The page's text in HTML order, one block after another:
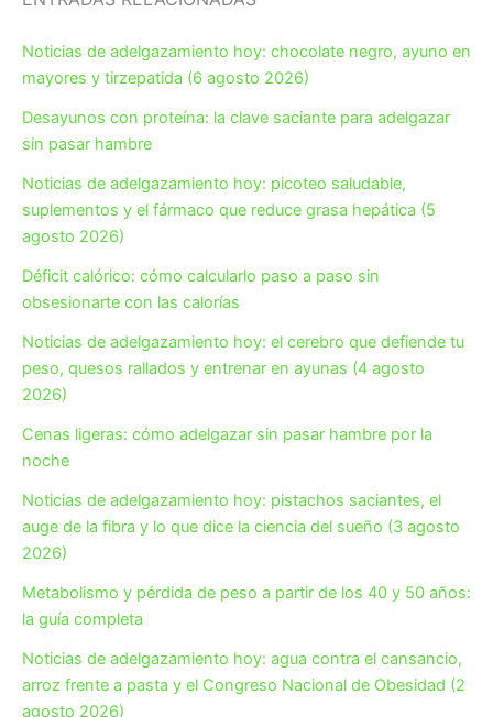
Noticias de adelgazamiento hoy: chocolate negro, ayuno en
mayores y tirzepatida (6 agosto 2026)
Desayunos con proteína: la clave saciante para adelgazar
sin pasar hambre
Noticias de adelgazamiento hoy: picoteo saludable,
suplementos y el fármaco que reduce grasa hepática (5
agosto 2026)
Déficit calórico: cómo calcularlo paso a paso sin
obsesionarte con las calorías
Noticias de adelgazamiento hoy: el cerebro que defiende tu
peso, quesos rallados y entrenar en ayunas (4 agosto
2026)
Cenas ligeras: cómo adelgazar sin pasar hambre por la
noche
Noticias de adelgazamiento hoy: pistachos saciantes, el
auge de la fibra y lo que dice la ciencia del sueño (3 agosto
2026)
Metabolismo y pérdida de peso a partir de los 40 y 50 años:
la guía completa
Noticias de adelgazamiento hoy: agua contra el cansancio,
arroz frente a pasta y el Congreso Nacional de Obesidad (2
agosto 2026)